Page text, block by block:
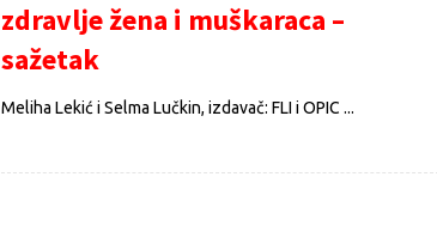
zdravlje žena i muškaraca –
sažetak
Meliha Lekić i Selma Lučkin, izdavač: FLI i OPIC ...